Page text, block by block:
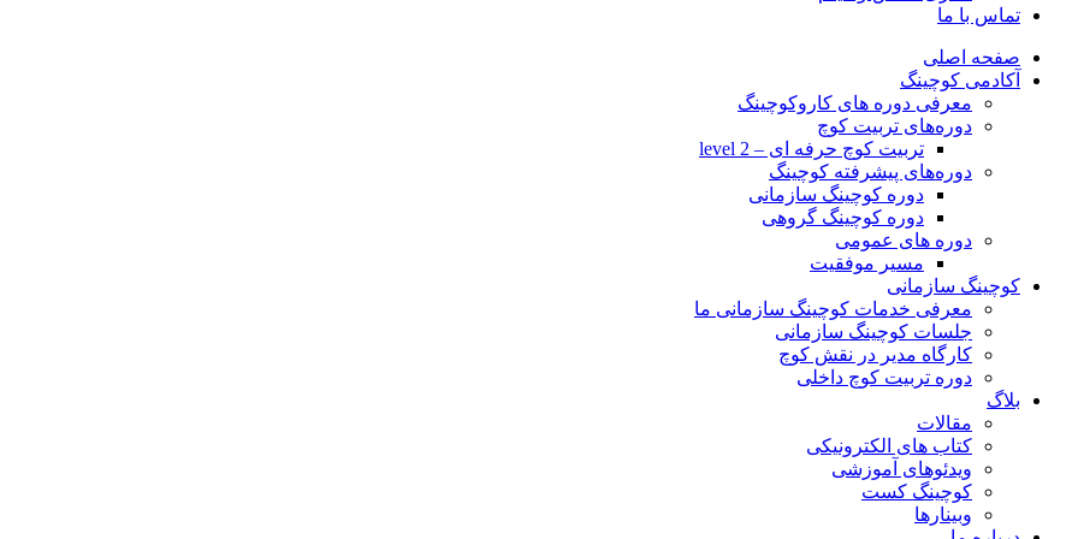
تماس با ما
صفحه اصلی
آکادمی کوچینگ
معرفی دوره های کاروکوچینگ
دوره‌های تربیت کوچ
تربیت کوچ حرفه ای – level 2
دوره‌های پیشرفته کوچینگ
دوره کوچینگ سازمانی
دوره کوچینگ گروهی
دوره های عمومی
مسیر موفقیت
کوچینگ سازمانی
معرفی خدمات کوچینگ سازمانی ما
جلسات کوچینگ سازمانی
کارگاه مدیر در نقش کوچ
دوره تربیت کوچ داخلی
بلاگ
مقالات
کتاب های الکترونیکی
ویدئوهای آموزشی
کوچینگ کست
وبینارها